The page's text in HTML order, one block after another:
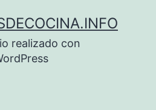
realizado con